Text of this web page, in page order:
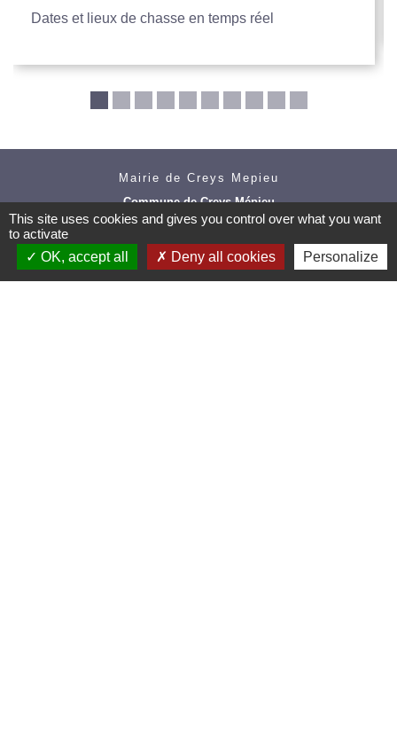
Dates et lieux de chasse en temps réel
Mairie de Creys Mepieu
Commune de Creys-Mépieu
35, place de la Mairie
+33 4 74 97 72 86
Contact par formulaire
This site uses cookies and gives you control over what you want
to activate
OK, accept all
Deny all cookies Personalize